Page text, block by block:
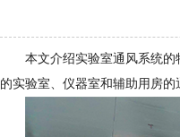
本文介绍实验室通风系统
的实验室、仪器室和辅助用房的